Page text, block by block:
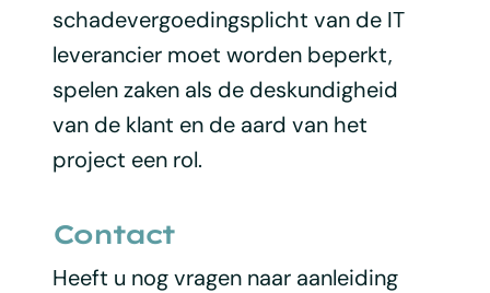
schadevergoedingsplicht van de IT
leverancier moet worden beperkt,
spelen zaken als de deskundigheid
van de klant en de aard van het
project een rol.
Contact
Heeft u nog vragen naar aanleiding